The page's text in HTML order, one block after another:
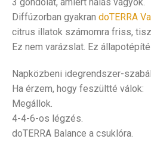
Diffúzorban gyakran doTERRA
citrus illatok számomra friss,
Ez nem varázslat. Ez
Napközbeni idegrendszer-
Ha érzem, hogy feszültté válok:
Megállok.
4-4-6-os légzés.
doTERRA Balance a csuklóra.